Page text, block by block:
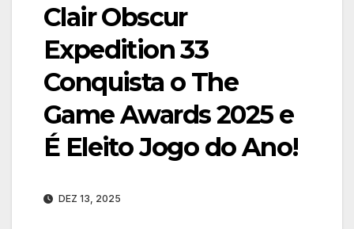
Clair Obscur
Expedition 33
Conquista o The
Game Awards 2025 e
É Eleito Jogo do Ano!
DEZ 13, 2025